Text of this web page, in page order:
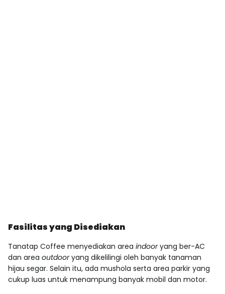
Fasilitas yang Disediakan
Tanatap Coffee menyediakan area indooryang ber-AC
dan area outdooryang dikelilingi oleh banyak tanaman
hijau segar. Selain itu, ada mushola serta area parkir yang
cukup luas untuk menampung banyak mobil dan motor.